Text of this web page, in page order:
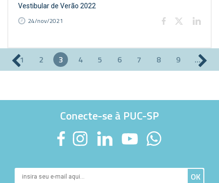
Vestibular de Verão 2022
24/nov/2021
Páginas
1 2 3 4 5 6 7 8 9 …
Conecte-se à PUC-SP